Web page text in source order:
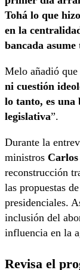
Tohá lo que
en la
bancada
Melo añadió que
ni cuestión
lo tanto, es una
legislativa”.
Durante la
ministros
reconstrucción
las propuestas
presidenciales.
inclusión del
influencia en la
Revisa el